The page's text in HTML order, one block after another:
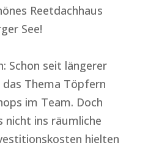
Reetdachhaus
See!
Schon seit längerer
Thema Töpfern
im Team. Doch
nicht ins räumliche
hielten